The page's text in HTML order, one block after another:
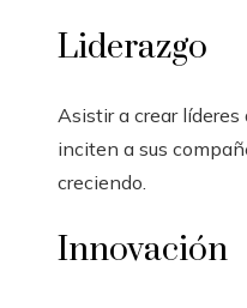
Liderazgo
Asistir a crear
inciten a sus
creciendo.
Innovación